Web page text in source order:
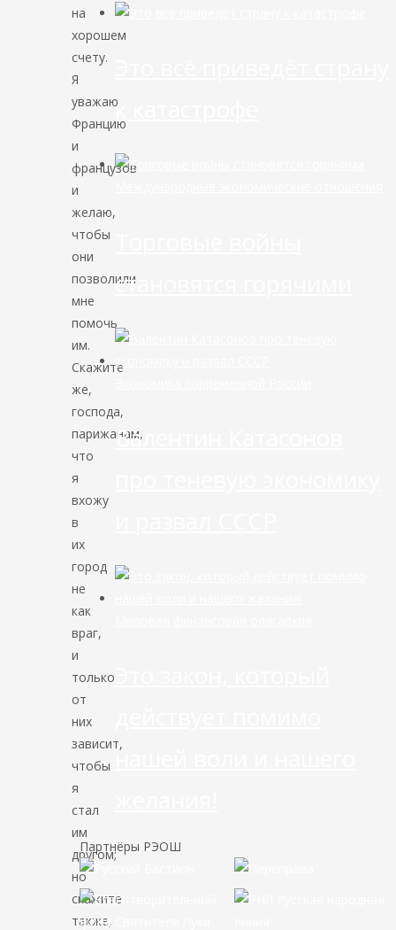
на
хорошем
счету.
Я
уважаю
Францию
и
французов
и
желаю,
чтобы
они
позволили
мне
помочь
им.
Скажите
же,
господа,
парижанам,
что
я
вхожу
в
их
город
не
как
враг,
и
только
от
них
зависит,
чтобы
я
стал
им
другом;
но
скажите
также,
к катастрофе
становятся горячими
Валентин Катасонов
нашей воли и нашего
Партнёры РЭОШ